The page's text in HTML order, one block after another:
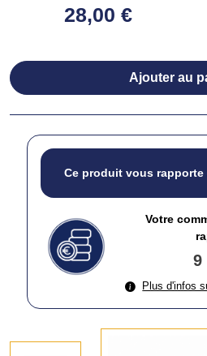
28,00 €
Ajouter au
Ce produit vous rapporte
Votre
9
Plus d'infos